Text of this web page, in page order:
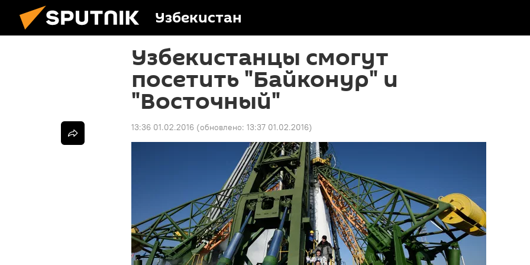
Узбекистан
Узбекистанцы смогут
посетить "Байконур" и
"Восточный"
13:36 01.02.2016 (обновлено: 13:37 01.02.2016)